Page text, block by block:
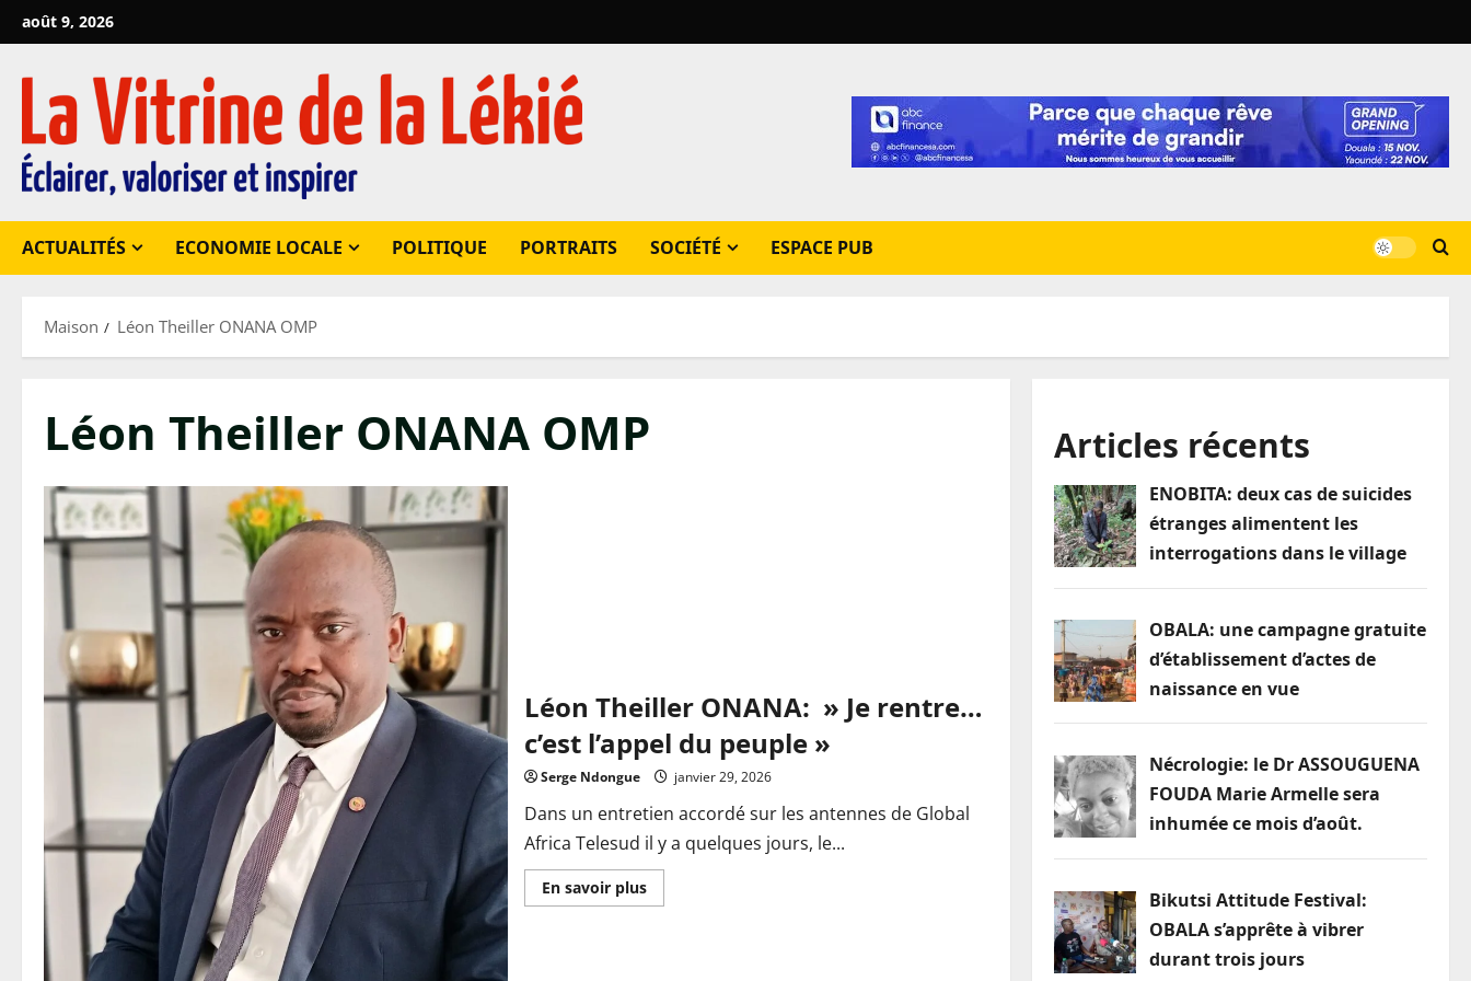
Passer
au
contenu
août 9, 2026
ACTUALITÉS ECONOMIE LOCALE POLITIQUE PORTRAITS SOCIÉTÉ ESPACE PUB
Maison Léon Theiller ONANA OMP
Léon Theiller ONANA OMP
Léon Theiller ONANA: » Je rentre…
c’est l’appel du peuple »
Serge Ndongue janvier 29, 2026
Dans un entretien accordé sur les antennes de Global
Africa Telesud il y a quelques jours, le...
En savoir plusEn
savoir
Articles récents
ENOBITA: deux cas de suicides
étranges alimentent les
interrogations dans le village
OBALA: une campagne gratuite
d’établissement d’actes de
naissance en vue
Nécrologie: le Dr ASSOUGUENA
FOUDA Marie Armelle sera
inhumée ce mois d’août.
Bikutsi Attitude Festival:
OBALA s’apprête à vibrer
durant trois jours